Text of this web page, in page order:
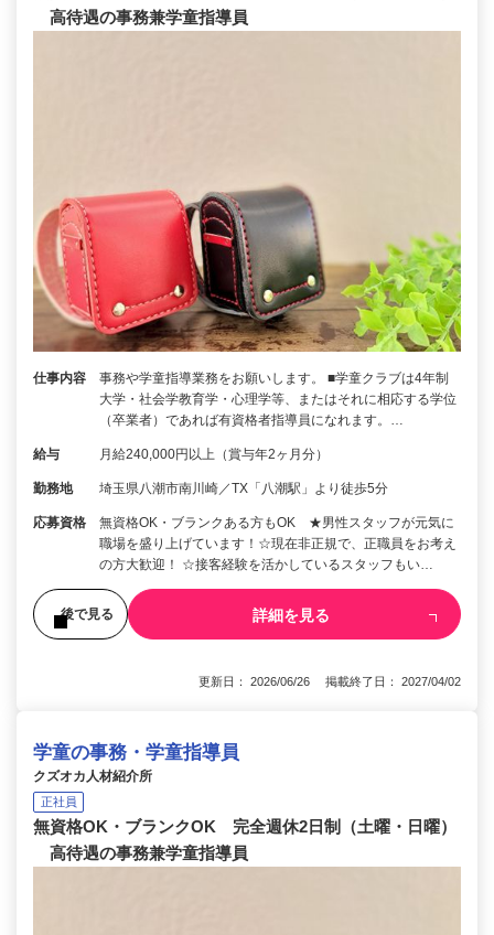
高待遇の事務兼学童指導員
仕事内容
事務や学童指導業務をお願いします。 ■学童クラブは4年制
大学・社会学教育学・心理学等、またはそれに相応する学位
（卒業者）であれば有資格者指導員になれます。…
給与 月給240,000円以上（賞与年2ヶ月分）
勤務地 埼玉県八潮市南川崎／TX「八潮駅」より徒歩5分
応募資格
無資格OK・ブランクある方もOK ★男性スタッフが元気に
職場を盛り上げています！☆現在非正規で、正職員をお考え
の方大歓迎！ ☆接客経験を活かしているスタッフもい…
後で見る 詳細を見る
更新日： 2026/06/26 掲載終了日： 2027/04/02
学童の事務・学童指導員
クズオカ人材紹介所
正社員
無資格OK・ブランクOK 完全週休2日制（土曜・日曜）
高待遇の事務兼学童指導員